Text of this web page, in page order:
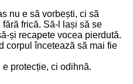
nu e să vorbești, ci să
frică. Să-l lași să se
și recapete vocea pierdută.
corpul încetează să mai fie
protecție, ci odihnă.